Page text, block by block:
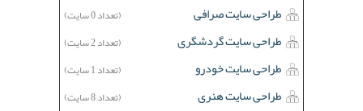
طراحی سایت صرافی (تعداد 0 سایت)
طراحی سایت گردشگری (تعداد 2 سایت)
طراحی سایت خودرو (تعداد 1 سایت)
طراحی سایت هنری (تعداد 8 سایت)